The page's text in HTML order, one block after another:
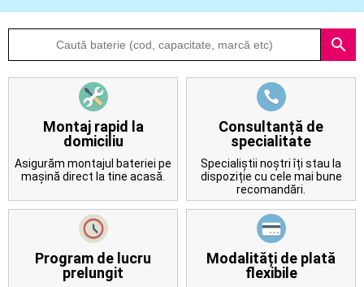
Despre
Contact
search
Montaj rapid la
domiciliu
Asigurăm montajul bateriei pe
mașină direct la tine acasă.
Consultanță de
specialitate
Specialiștii noștri îți stau la
dispoziție cu cele mai bune
recomandări.
Program de lucru
prelungit
Modalități de plată
flexibile